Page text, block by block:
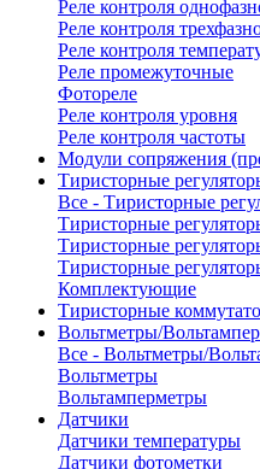
Реле контроля
Реле контроля
Реле контроля
Реле промежуточные
Фотореле
Реле контроля уровня
Реле контроля частоты
Модули сопряжения
Тиристорные
Все - Тиристорные
Тиристорные
Тиристорные
Тиристорные
Комплектующие
Тиристорные
Вольтметры/
Все - Вольтметры/
Вольтметры
Вольтамперметры
Датчики
Датчики температуры
Датчики фотометки